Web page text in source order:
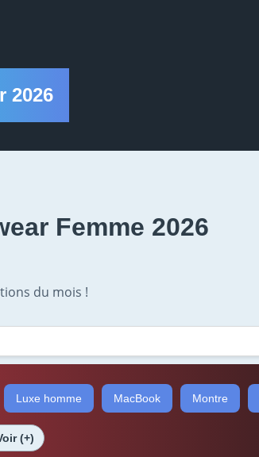
2026
Femme 2026
du mois !
Luxe homme MacBook Montre
(+)